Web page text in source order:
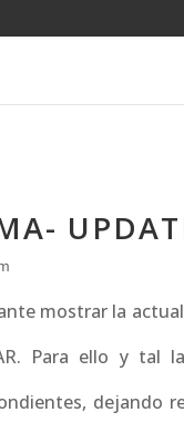
mostrar la
Para ello y tal
dejando